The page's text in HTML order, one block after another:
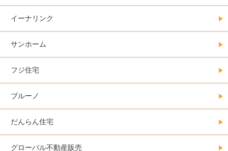
イーナリンク
サンホーム
フジ住宅
ブルーノ
だんらん住宅
グローバル不動産販売